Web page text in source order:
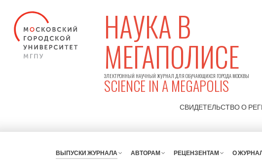
НАУКА В
МЕГАПОЛИСЕ
ЭЛЕКТРОННЫЙ НАУЧНЫЙ ЖУРНАЛ ДЛЯ ОБУЧАЮЩИХСЯ ГОРОДА МОСКВЫ
SCIENCE IN A MEGAPOLIS
СВИДЕТЕЛЬСТВО О
ВЫПУСКИ ЖУРНАЛА АВТОРАМ РЕЦЕНЗЕНТАМ О